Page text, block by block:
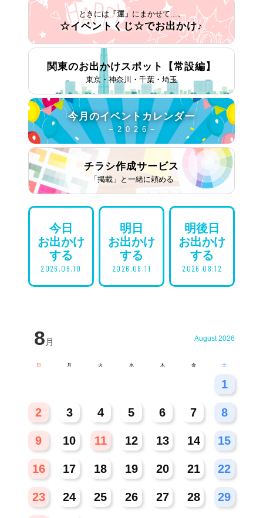
ときには 「運」 にまかせて...。
☆イベントくじ☆でお出かけ♪
関東のお出かけスポット 【常設編】
東京・神奈川・千葉・埼玉
今月のイベントカレンダー
− 2 0 2 6 −
チラシ作成サービス
「掲載」と一緒に頼める
今日
お出かけ
する
2026.08.10
明日
お出かけ
する
2026.08.11
明後日
お出かけ
する
2026.08.12
8 月 August 2026
日 月 火 水 木 金 土
1
2 3 4 5 6 7 8
9 10 11 12 13 14 15
16 17 18 19 20 21 22
23 24 25 26 27 28 29